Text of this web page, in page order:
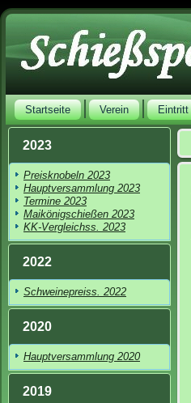
Startseite Verein Eintritt
2023
Preisknobeln 2023
Hauptversammlung 2023
Termine 2023
Maikönigschießen 2023
KK-Vergleichss. 2023
2022
Schweinepreiss. 2022
2020
Hauptversammlung 2020
2019